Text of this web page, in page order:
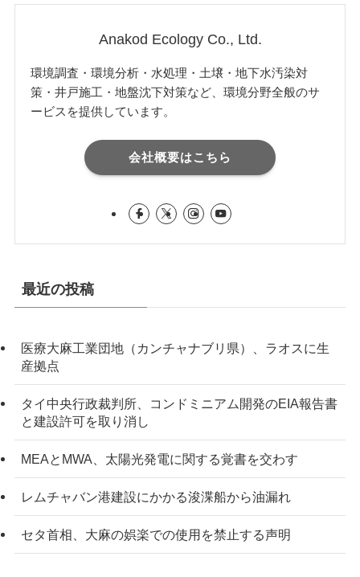
Anakod Ecology Co., Ltd.
環境調査・環境分析・水処理・土壌・地下水汚染対
策・井戸施工・地盤沈下対策など、環境分野全般のサ
ービスを提供しています。
会社概要はこちら
最近の投稿
医療大麻工業団地（カンチャナブリ県）、ラオスに生
産拠点
タイ中央行政裁判所、コンドミニアム開発のEIA報告書
と建設許可を取り消し
MEAとMWA、太陽光発電に関する覚書を交わす
レムチャバン港建設にかかる浚渫船から油漏れ
セタ首相、大麻の娯楽での使用を禁止する声明